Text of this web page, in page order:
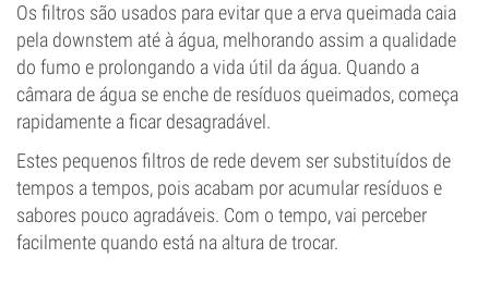
Os filtros são usados para evitar que a erva queimada caia
pela downstem até à água, melhorando assim a qualidade
do fumo e prolongando a vida útil da água. Quando a
câmara de água se enche de resíduos queimados, começa
rapidamente a ficar desagradável.
Estes pequenos filtros de rede devem ser substituídos de
tempos a tempos, pois acabam por acumular resíduos e
sabores pouco agradáveis. Com o tempo, vai perceber
facilmente quando está na altura de trocar.